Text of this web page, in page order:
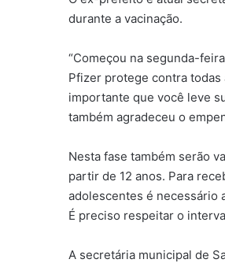
durante a vacinação.
“Começou na segunda-
Pfizer protege contra todas
importante que você leve
também agradeceu o
Nesta fase também serão
partir de 12 anos. Para
adolescentes é necessário
É preciso respeitar o
A secretária municipal de